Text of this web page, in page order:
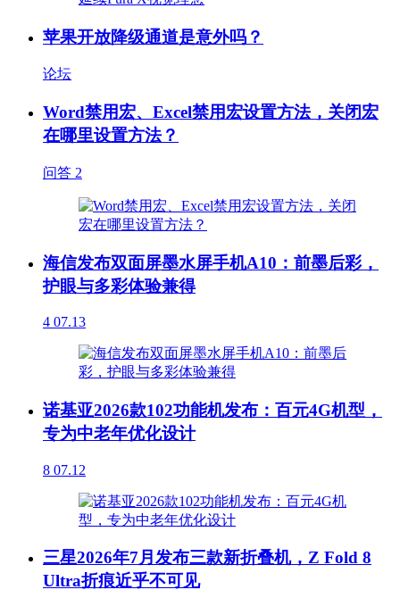
苹果开放降级通道是意外吗？
论坛
Word禁用宏、Excel禁用宏设置方法，关闭宏
在哪里设置方法？
问答 2
海信发布双面屏墨水屏手机A10：前墨后彩，
护眼与多彩体验兼得
4 07.13
诺基亚2026款102功能机发布：百元4G机型，
专为中老年优化设计
8 07.12
三星2026年7月发布三款新折叠机，Z Fold 8
Ultra折痕近乎不可见